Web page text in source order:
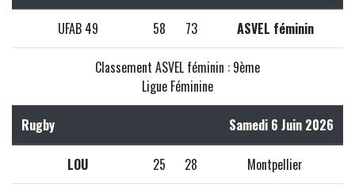
UFAB 49 58 73 ASVEL féminin
Classement ASVEL féminin : 9ème
Ligue Féminine
Rugby Samedi 6 Juin 2026
LOU 25 28 Montpellier